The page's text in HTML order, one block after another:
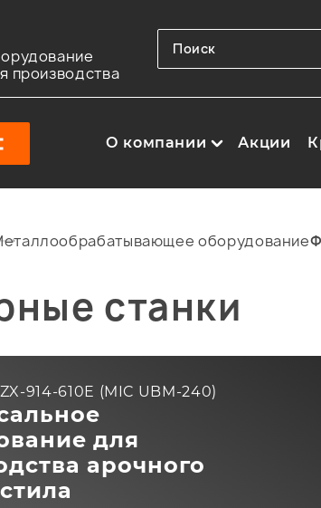
производства
О компании Акции
оборудование
станки
914-610E (MIC UBM-240)
для
арочного